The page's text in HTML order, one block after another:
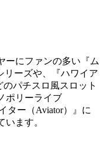
ーにファンの多い『ム
リーズや、『ハワイア
のパチスロ風スロット
ポリーライブ
ター（Aviator）』に
ます。